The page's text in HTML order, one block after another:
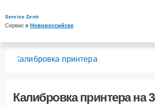
Service Zenit
Сервис в Новороссийске
Калибровка принтера
Калибровка принтерана